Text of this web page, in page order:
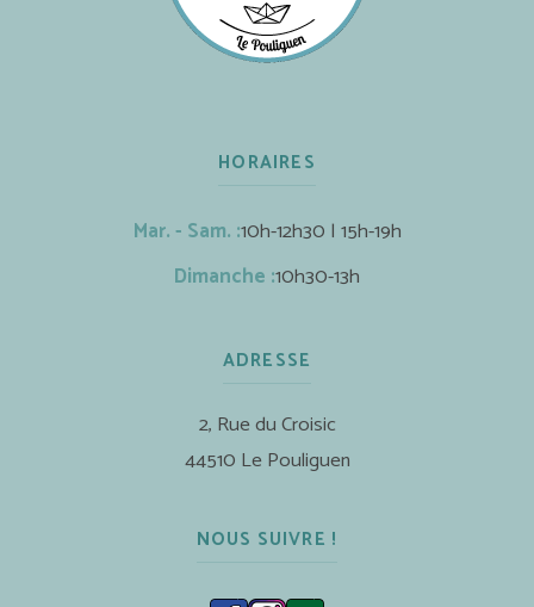
HORAIRES
Mar. - Sam. :10h-12h30 | 15h-19h
Dimanche :10h30-13h
ADRESSE
2, Rue du Croisic
44510 Le Pouliguen
NOUS SUIVRE !